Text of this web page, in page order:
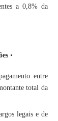
a 0,8% da
•
entre
total da
legais e de